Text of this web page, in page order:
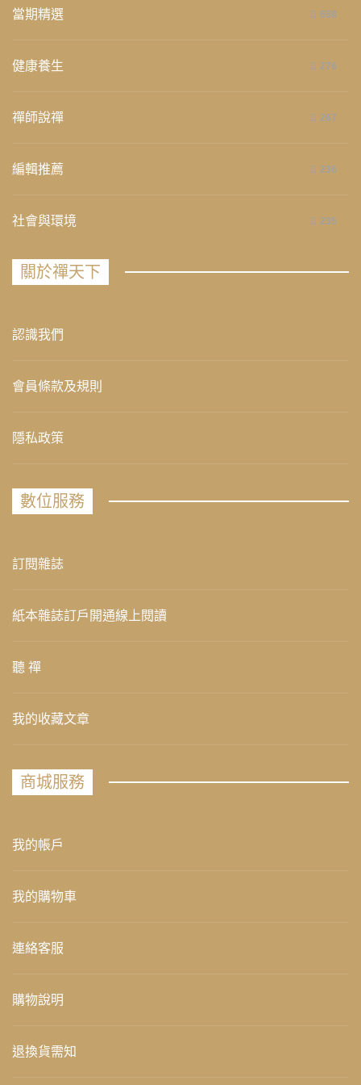
當期精選 658
健康養生 276
禪師說禪 267
編輯推薦 236
社會與環境 235
關於禪天下
認識我們
會員條款及規則
隱私政策
數位服務
訂閱雜誌
紙本雜誌訂戶開通線上閱讀
聽 禪
我的收藏文章
商城服務
我的帳戶
我的購物車
連絡客服
購物說明
退換貨需知